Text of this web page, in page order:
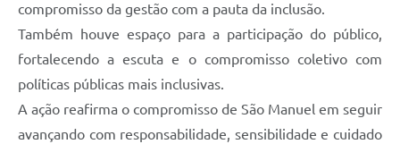
compromisso da gestão com a pauta da inclusão.
Também houve espaço para a participação do público,
fortalecendo a escuta e o compromisso coletivo com
políticas públicas mais inclusivas.
A ação reafirma o compromisso de São Manuel em seguir
avançando com responsabilidade, sensibilidade e cuidado